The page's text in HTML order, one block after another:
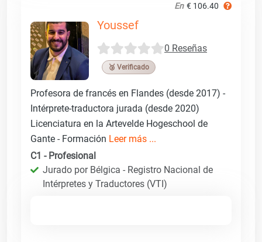
En € 106.40
Youssef
0 Reseñas
🥉 Verificado
Profesora de francés en Flandes (desde 2017) -
Intérprete-traductora jurada (desde 2020)
Licenciatura en la Artevelde Hogeschool de
Gante - Formación Leer más ...
C1 - Profesional
Jurado por Bélgica - Registro Nacional de
Intérpretes y Traductores (VTI)